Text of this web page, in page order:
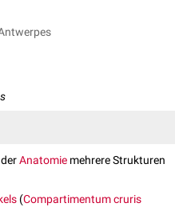
Anatomie mehrere Strukturen
(Compartimentum cruris